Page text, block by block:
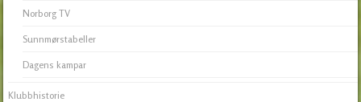
Norborg TV
Sunnmørstabeller
Dagens kampar
Klubbhistorie